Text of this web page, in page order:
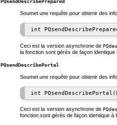
PQsendDescribePrepared
Soumet une requête pour obtenir des
Ceci est la version asynchrone de
la fonction sont gérés de façon identique
PQsendDescribePortal
Soumet une requête pour obtenir des
Ceci est la version asynchrone de
fonction sont gérés de façon identique à